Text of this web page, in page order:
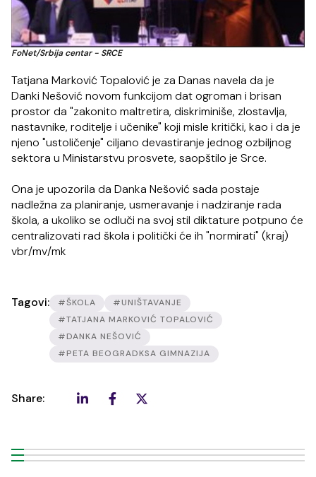
FoNet/Srbija centar - SRCE
Tatjana Marković Topalović je za Danas navela da je
Danki Nešović novom funkcijom dat ogroman i brisan
prostor da "zakonito maltretira, diskriminiše, zlostavlja,
nastavnike, roditelje i učenike" koji misle kritički, kao i da je
njeno "ustoličenje" ciljano devastiranje jednog ozbiljnog
sektora u Ministarstvu prosvete, saopštilo je Srce.
Ona je upozorila da Danka Nešović sada postaje
nadležna za planiranje, usmeravanje i nadziranje rada
škola, a ukoliko se odluči na svoj stil diktature potpuno će
centralizovati rad škola i politički će ih "normirati" (kraj)
vbr/mv/mk
Tagovi: #ŠKOLA
#UNIŠTAVANJE
#TATJANA MARKOVIĆ TOPALOVIĆ
#DANKA NEŠOVIĆ
#PETA BEOGRADKSA GIMNAZIJA
Share: